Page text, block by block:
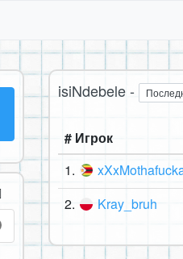
isiNdebele -
# Игрок
1.
2. Kray_bruh